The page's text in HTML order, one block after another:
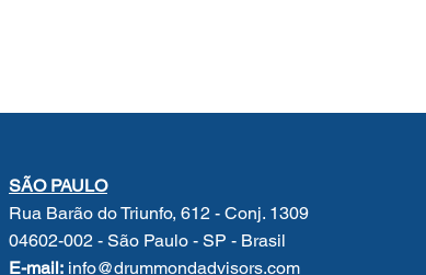
SÃO PAULO
Rua Barão do Triunfo, 612 - Conj. 1309
04602-002 - São Paulo - SP - Brasil
E-mail: info@drummondadvisors.com